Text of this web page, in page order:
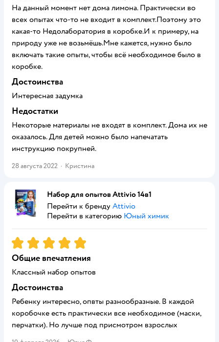
На данный момент нет дома лимона. Практически во
всех опытах что-то не входит в комплект.Поэтому это
какая-то Недолаборатория в коробке.И к примеру, на
природу уже не возьмёшь.Мне кажется, нужно было
включать такие опыты, чтобы всё необходимое было в
коробке.
Достоинства
Интересная задумка
Недостатки
Некоторые материалы не входят в комплект. Дома их не
оказалось. Для детей можно было напечатать
инструкцию покрупней.
28 августа 2022 · Кристина
Набор для опытов Attivio 14в1
Перейти к бренду Attivio
Перейти в категорию Юный химик
Рейтинг:5
Общие впечатления
Классный набор опытов
Достоинства
Ребенку интересно, опвты разнообразные. В каждой
коробочке есть практически все необходимое (маски,
перчатки). Но лучше под присмотром взрослых